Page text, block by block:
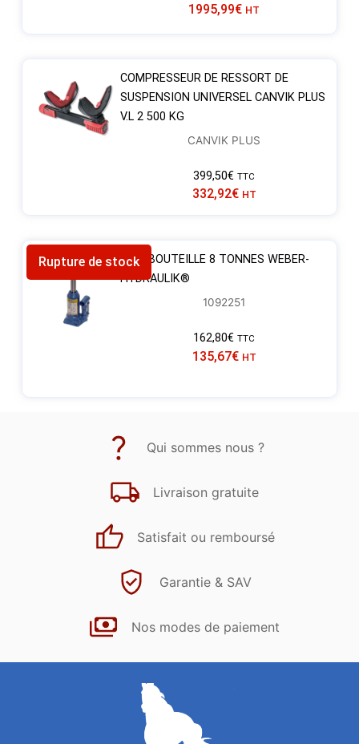
1995,99€ HT
COMPRESSEUR DE RESSORT DE
SUSPENSION UNIVERSEL CANVIK PLUS
V.L 2 500 KG
CANVIK PLUS
399,50€ TTC
332,92€ HT
Rupture de stockCRIC BOUTEILLE 8 TONNES WEBER-
HYDRAULIK®
1092251
162,80€ TTC
135,67€ HT
Qui sommes nous ?
Livraison gratuite
Satisfait ou remboursé
Garantie & SAV
Nos modes de paiement